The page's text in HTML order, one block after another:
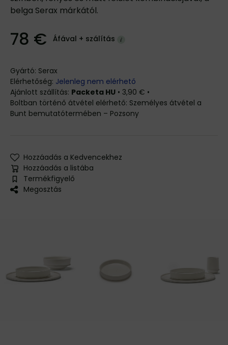
belga Serax márkától.
78 € Áfával + szálítás
Gyártó: Serax
Elérhetőség: Jelenleg nem elérhető
Packeta HU • 3,90 € •
Személyes átvétel a
Bunt bemutatótermében – Pozsony
Hozzáadás a Kedvencekhez
Hozzáadás a listába
Termékfigyelő
Megosztás